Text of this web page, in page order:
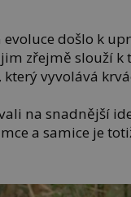
došlo k
zřejmě slouží k
vyvolává
na snadnější
a samice je